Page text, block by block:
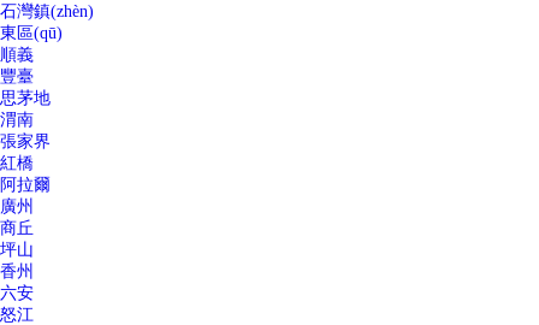
石灣鎮(zhèn)
東區(qū)
順義
豐臺
思茅地
渭南
張家界
紅橋
阿拉爾
廣州
商丘
坪山
香州
六安
怒江